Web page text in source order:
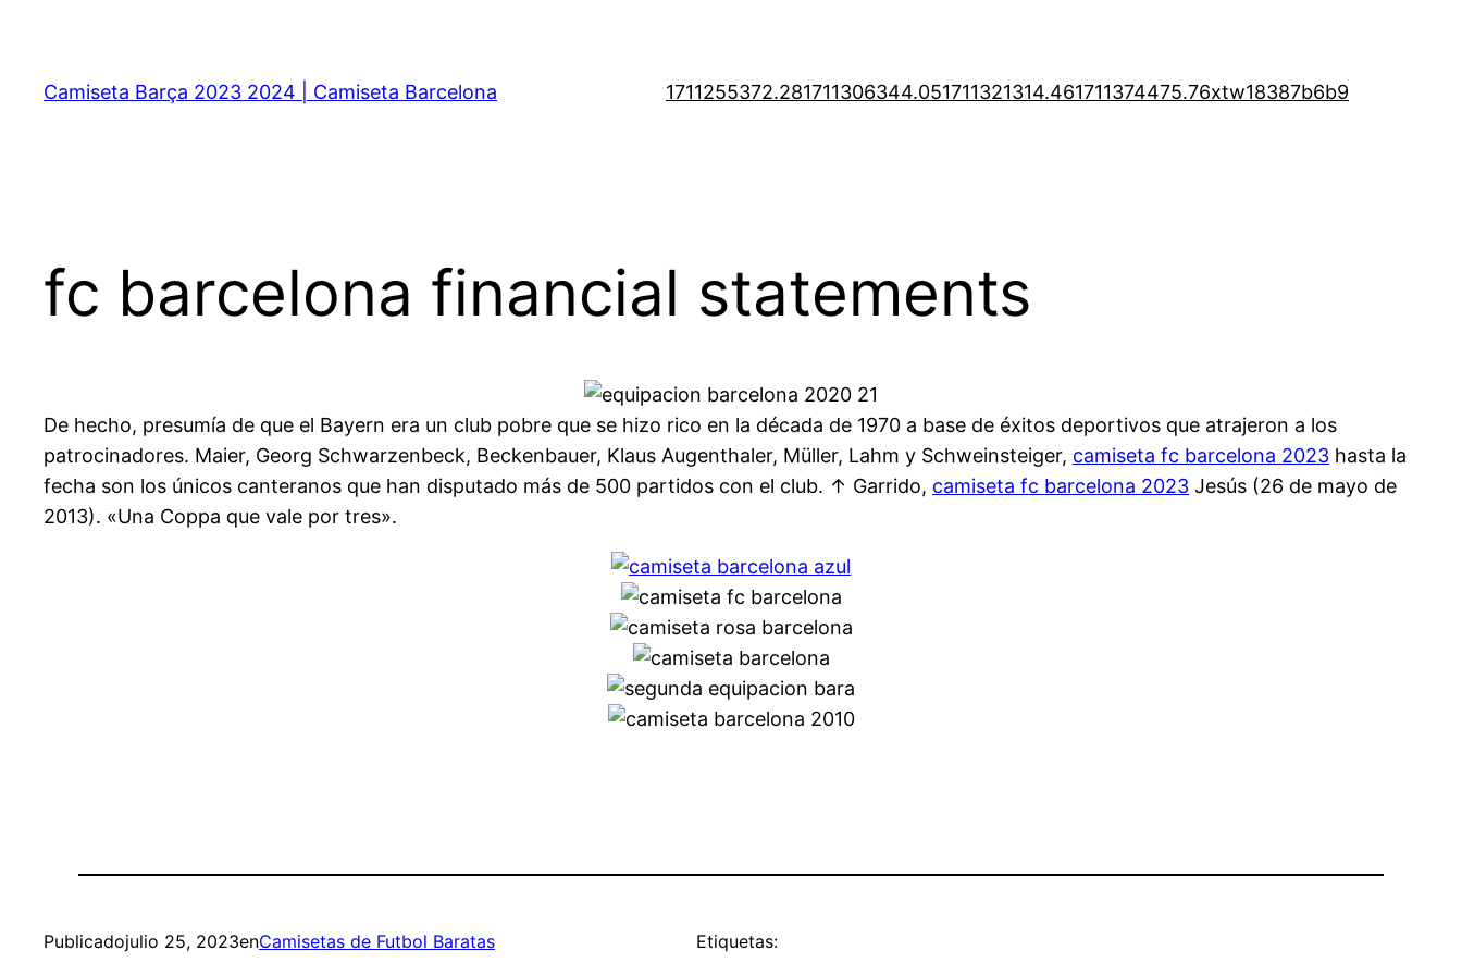
contenido
Camiseta Barça 2023 2024 | Camiseta Barcelona 1711255372.281711306344.051711321314.461711374475.76xtw18387b6b9
fc barcelona financial statements
De hecho, presumía de que el Bayern era un club pobre que se hizo rico en la década de 1970 a base de éxitos deportivos que atrajeron a los
patrocinadores. Maier, Georg Schwarzenbeck, Beckenbauer, Klaus Augenthaler, Müller, Lahm y Schweinsteiger, camiseta fc barcelona 2023 hasta la
fecha son los únicos canteranos que han disputado más de 500 partidos con el club. ↑ Garrido, camiseta fc barcelona 2023 Jesús (26 de mayo de
2013). «Una Coppa que vale por tres».
Publicadojulio 25, 2023enCamisetas de Futbol Baratas Etiquetas: